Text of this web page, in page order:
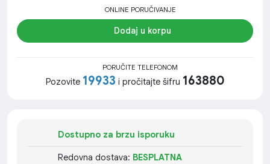
ONLINE PORUČIVANJE
Dodaj u korpu
PORUČITE TELEFONOM
Pozovite 19933 i pročitajte šifru 163880
Dostupno za brzu isporuku
Redovna dostava: BESPLATNA